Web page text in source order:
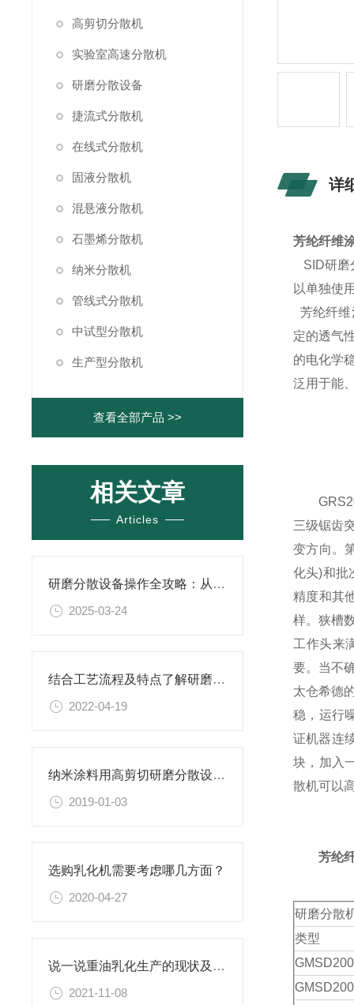
高剪切分散机
实验室高速分散机
研磨分散设备
捷流式分散机
在线式分散机
固液分散机
混悬液分散机
石墨烯分散机
纳米分散机
管线式分散机
中试型分散机
生产型分散机
查看全部产品 >>
相关文章
Articles
研磨分散设备操作全攻略：从开机到关机的详细步骤
2025-03-24
结合工艺流程及特点了解研磨分散设备
2022-04-19
纳米涂料用高剪切研磨分散设备更稳定
2019-01-03
选购乳化机需要考虑哪几方面？
2020-04-27
说一说重油乳化生产的现状及重油乳化机的相关介绍
2021-11-08
详
芳纶纤维
SID研
以单独使
芳纶纤
定的透气
的电化学
泛用于能
GRS
三级锯齿
变方向。
化头)和批
精度和其
样。狭槽
工作头来
要。当不
太仓希德
稳，运行
证机器连
块，加入
散机可以
芳纶
研磨分散
类型